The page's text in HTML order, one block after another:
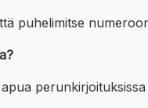
puhelimitse